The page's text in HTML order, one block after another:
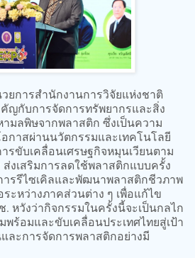
ยการสำนักงานการวิจัยแห่งชาติ
ญกับการจัดการทรัพยากรและสิ่ง
มลพิษจากพลาสติก ซึ่งเป็นความ
กาสผ่านนวัตกรรมและเทคโนโลยี
รขับเคลื่อนเศรษฐกิจหมุนเวียนตาม
งเสริมการลดใช้พลาสติกแบบครั้ง
การรีไซเคิลและพัฒนาพลาสติกชีวภาพ
ะหว่างภาคส่วนต่าง ๆ เพื่อแก้ไข
หวังว่ากิจกรรมในครั้งนี้จะเป็นกลไก
ร้อมและขับเคลื่อนประเทศไทยสู่เป้า
ละการจัดการพลาสติกอย่างมี